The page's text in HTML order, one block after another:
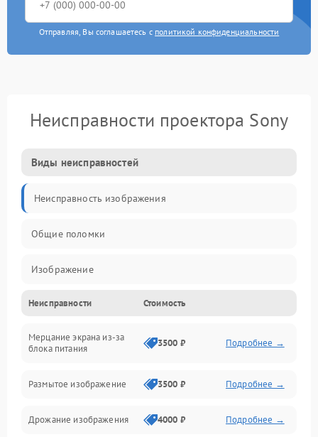
Отправляя, Вы соглашаетесь с политикой конфиденциальности
Неисправности проектора Sony
Виды неисправностей
Неисправность изображения
Общие поломки
Изображение
Лампа подсветки
Неисправность управления и интерфейсов
Неисправности Стоимость
Мерцание экрана из-за
блока питания
3500 ₽ Подробнее →
Размытое изображение 3500 ₽ Подробнее →
Дрожание изображения 4000 ₽ Подробнее →